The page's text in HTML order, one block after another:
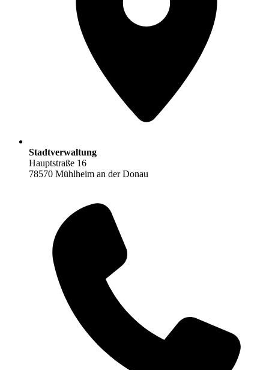
Stadtverwaltung
Hauptstraße 16
78570 Mühlheim an der Donau